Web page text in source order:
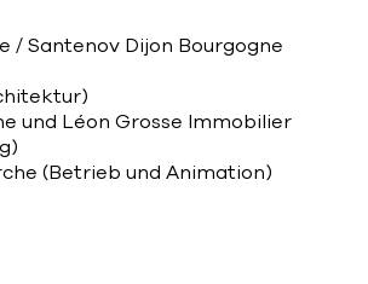
/ Santenov Dijon Bourgogne
und Léon Grosse Immobilier
(Betrieb und Animation)